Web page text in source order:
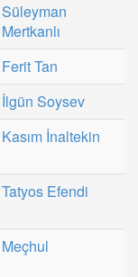
Süleyman
Mertkanlı
Ferit Tan
İlgün Soysev
Kasım İnaltekin
Tatyos Efendi
Meçhul